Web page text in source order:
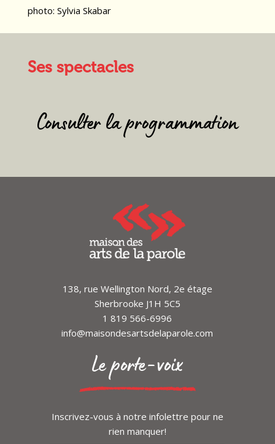
photo: Sylvia Skabar
Ses spectacles
Consulter la programmation
138, rue Wellington Nord, 2e étage
Sherbrooke J1H 5C5
1 819 566-6996
info@maisondesartsdelaparole.com
Le porte-voix
Inscrivez-vous à notre infolettre pour ne
rien manquer!